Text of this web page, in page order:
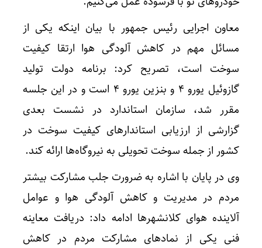
معاون اجرایی رئیس جمهور با بیان اینکه یکی از
مسائل مهم در کاهش آلودگی هوا ارتقا کیفیت
سوخت است، تصریح کرد: برنامه دولت تولید
گازوئیل یورو ۴ و بنزین یورو ۴ است و در این جلسه
مقرر شد، سازمان استاندارد در نشست بعدی
گزارشی از ارزیابی استاندارهای کیفیت سوخت در
کشور از جمله سوخت تحویلی به نیروگاه‌ها ارائه کند.
وی در پایان با اشاره به ضرورت جلب مشارکت بیشتر
مردم در مدیریت و کاهش آلودگی هوا و عوامل
آلاینده هوای کلانشهرها ادامه داد: دریافت معاینه
فنی یکی از نمادهای مشارکت مردم در کاهش